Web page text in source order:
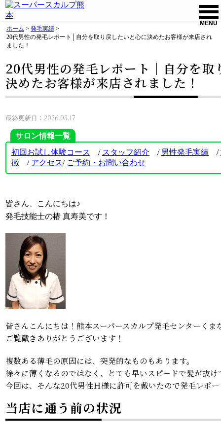
MENU
ホーム >発毛実績 >
20代男性の発毛レポート│自分を取り戻したいと心に決めたお客様が来店され
ました！
20代男性の発毛レポート│自分を取
決めたお客様が来店されました！
最終更新日：2026.03.17
サロン情報一覧
初回お試し体験コース
/ スタッフ紹介 / 男性発毛実績 /
徴 / アクセス/ ご予約・お問い合わせ
皆さん、こんにちは♪
発毛技能士の椿 真寿美です！
皆さんこんにちは！熊本スーパースカルプ発毛センターく
ご覧戴きありがとうございます！
複数ある薄毛の原因には、突発的なものもあります。
徐々に薄くなるのではなく、とても早いスピードで髪が抜
今回は、そんな20代男性Ｈ様に許可を戴いたので発毛レポ
当店に通う前の状況